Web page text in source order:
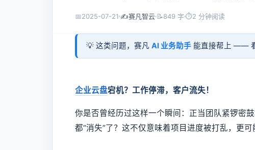
📅2025-07-21 ✍️赛凡智云 📝849 字 ⏱2 分钟阅读
💡 这类问题，赛凡 AI 业务助手 能直接帮上 ——
企业云盘宕机？工作停滞，客户流失！
你是否曾经历过这样一个瞬间：正当团队紧锣密
都“消失”了？这不仅意味着项目进度被打乱，更可